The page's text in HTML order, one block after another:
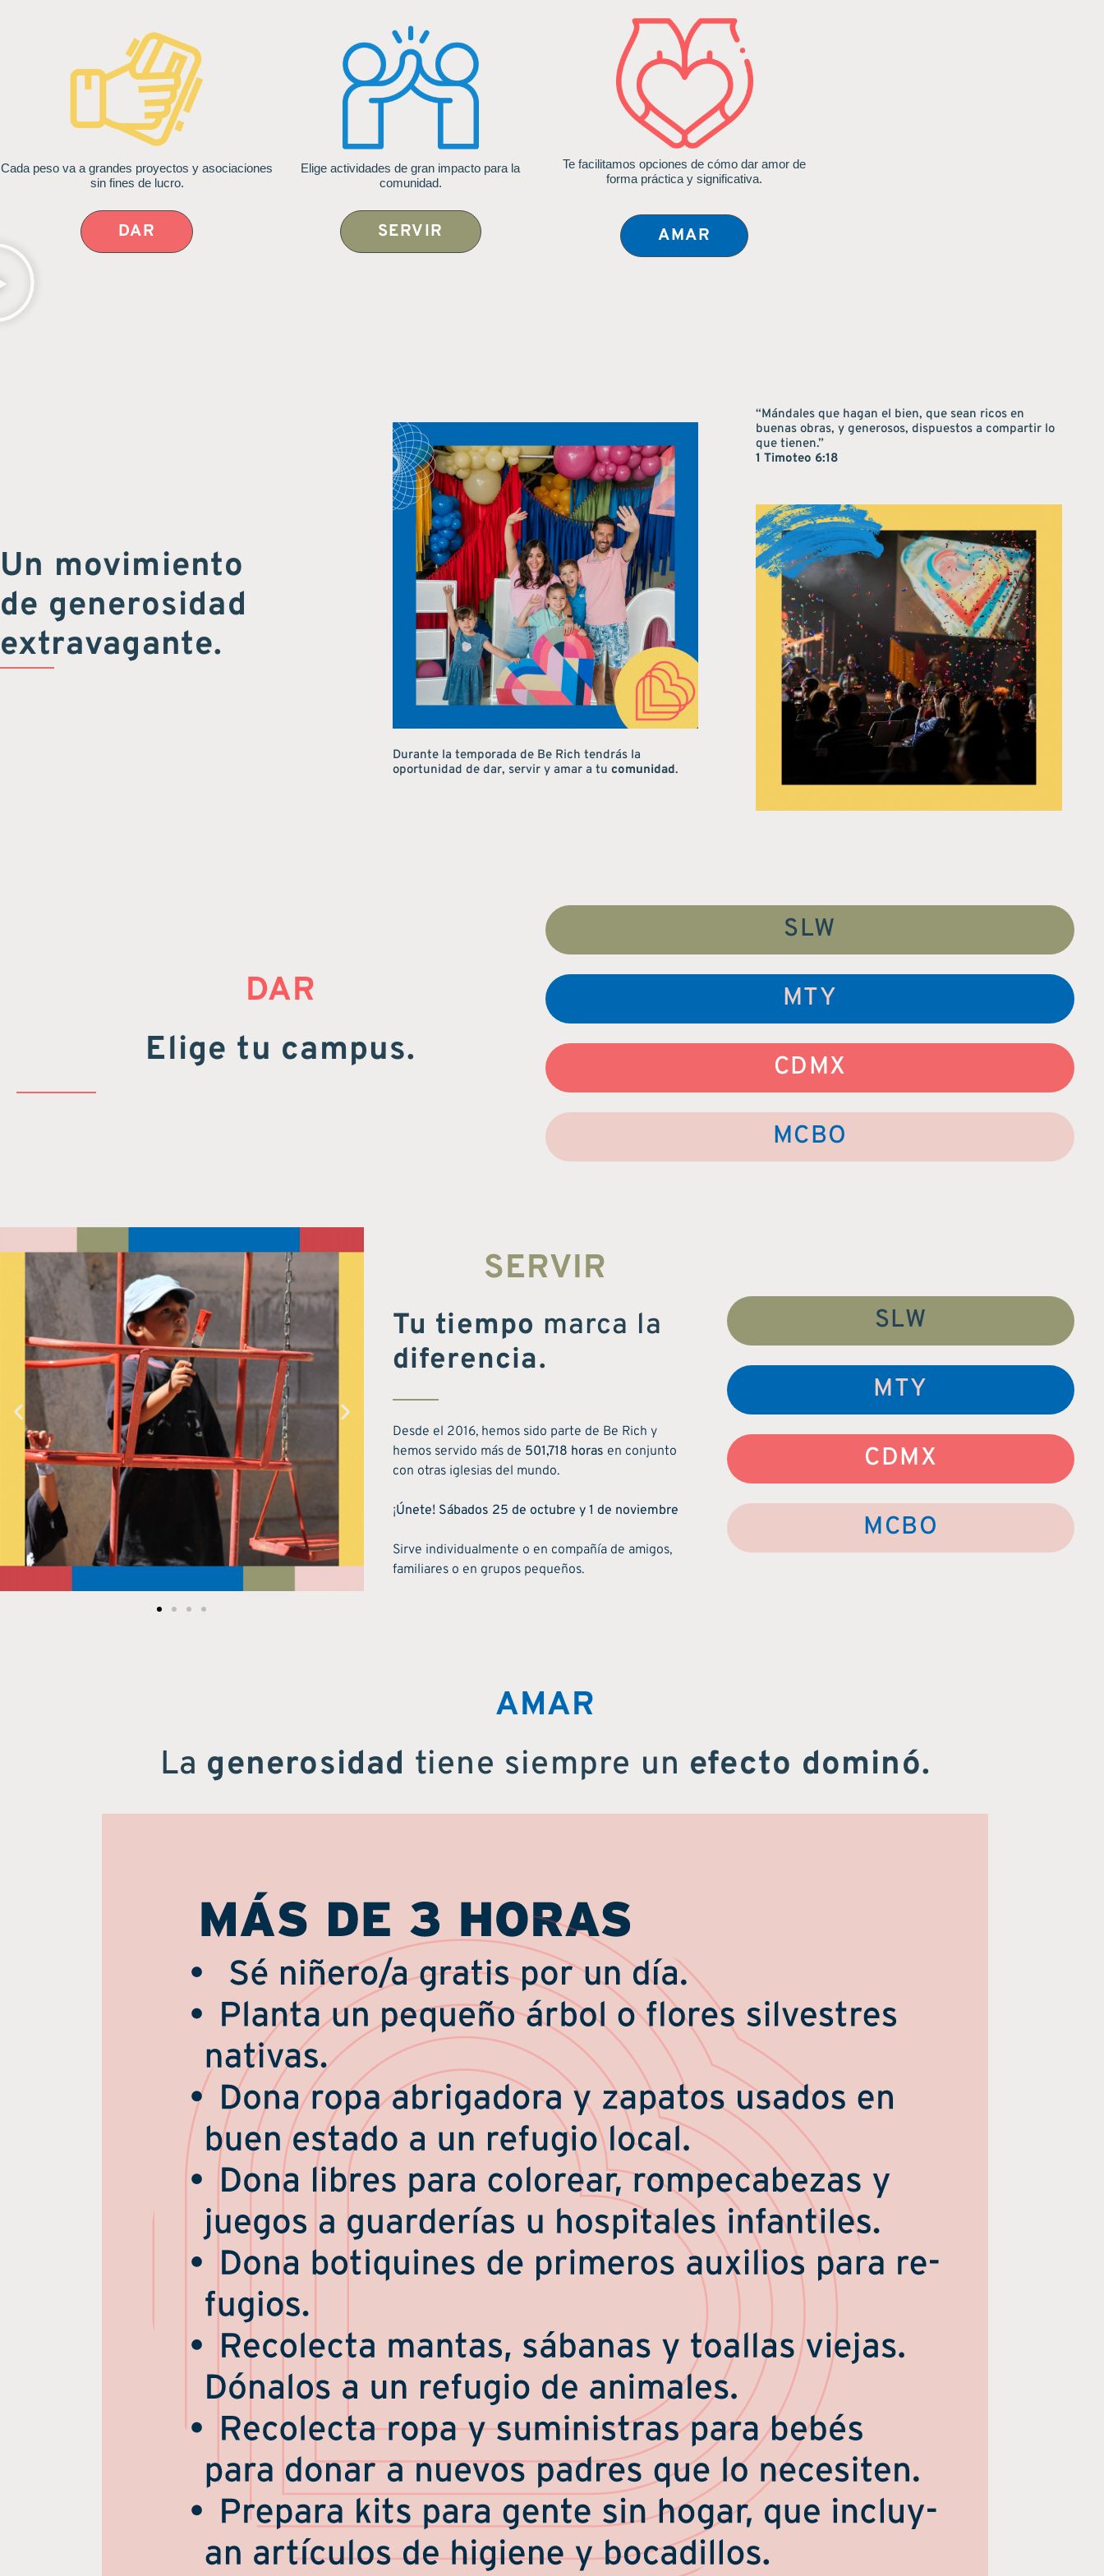
Cada peso va a grandes proyectos y asociaciones
sin fines de lucro.
DAR
Elige actividades de gran impacto para la
comunidad.
SERVIR
Te facilitamos opciones de cómo dar amor de
forma práctica y significativa.
AMAR
Un movimiento
de generosidad
extravagante.
Durante la temporada de Be Rich tendrás la
oportunidad de dar, servir y amar a tu comunidad.
“Mándales que hagan el bien, que sean ricos en
buenas obras, y generosos, dispuestos a compartir lo
que tienen.”
1 Timoteo 6:18
DAR
Elige tu campus.
SLW
MTY
CDMX
MCBO
SERVIR
Tu tiempo marca la
diferencia.
Desde el 2016, hemos sido parte de Be Rich y
hemos servido más de 501,718 horas en conjunto
con otras iglesias del mundo.
¡Únete! Sábados 25 de octubre y 1 de noviembre
Sirve individualmente o en compañía de amigos,
familiares o en grupos pequeños.
SLW
MTY
CDMX
MCBO
AMAR
La generosidad tiene siempre un efecto dominó.